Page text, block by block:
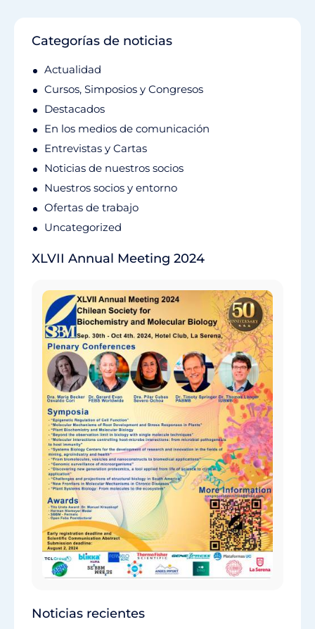
Categorías de noticias
Actualidad
Cursos, Simposios y Congresos
Destacados
En los medios de comunicación
Entrevistas y Cartas
Noticias de nuestros socios
Nuestros socios y entorno
Ofertas de trabajo
Uncategorized
XLVII Annual Meeting 2024
Noticias recientes